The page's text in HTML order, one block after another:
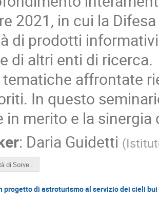
2021, in cui la
di prodotti
di altri enti di ricerca.
tematiche affrontate
In questo
in merito e la sinergia
: Daria Guidetti (
Le attività di Sorvegliati Spaziali nella comunicazione su meteore e meteoriti.pdf
progetto di astroturismo al servizio dei cieli bui